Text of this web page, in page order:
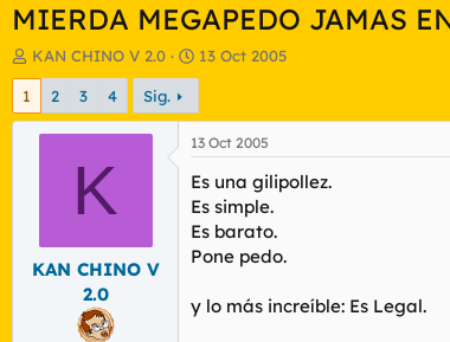
MIERDA MEGAPEDO JAMAS
I
n
c
d
e
KAN CHINO V 2.0
F
e
h
a
d
e
i
n
i
c
o
13 Oct 2005
1 2 3 4 Sig.
K
KAN CHINO V
2.0
13 Oct 2005
Es una gilipollez.
Es simple.
Es barato.
Pone pedo.
y lo más increíble: Es Legal.